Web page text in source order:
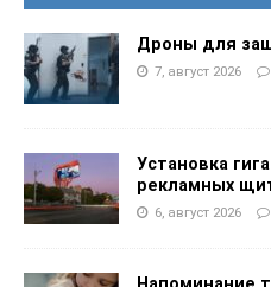
Дроны для
7, август 2026
Установка
рекламных
6, август 2026